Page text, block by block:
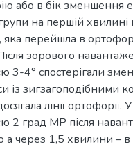
або в бік зменшення
на першій хвилині
яка перейшла в
зорового
3-4° спостерігали
із зигзагоподібними
лінії ортофорії.
2 град МР після
а через 1,5 хвилини –